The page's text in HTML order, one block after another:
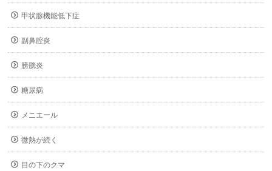
甲状腺機能低下症
副鼻腔炎
膀胱炎
糖尿病
メニエール
微熱が続く
目の下のクマ